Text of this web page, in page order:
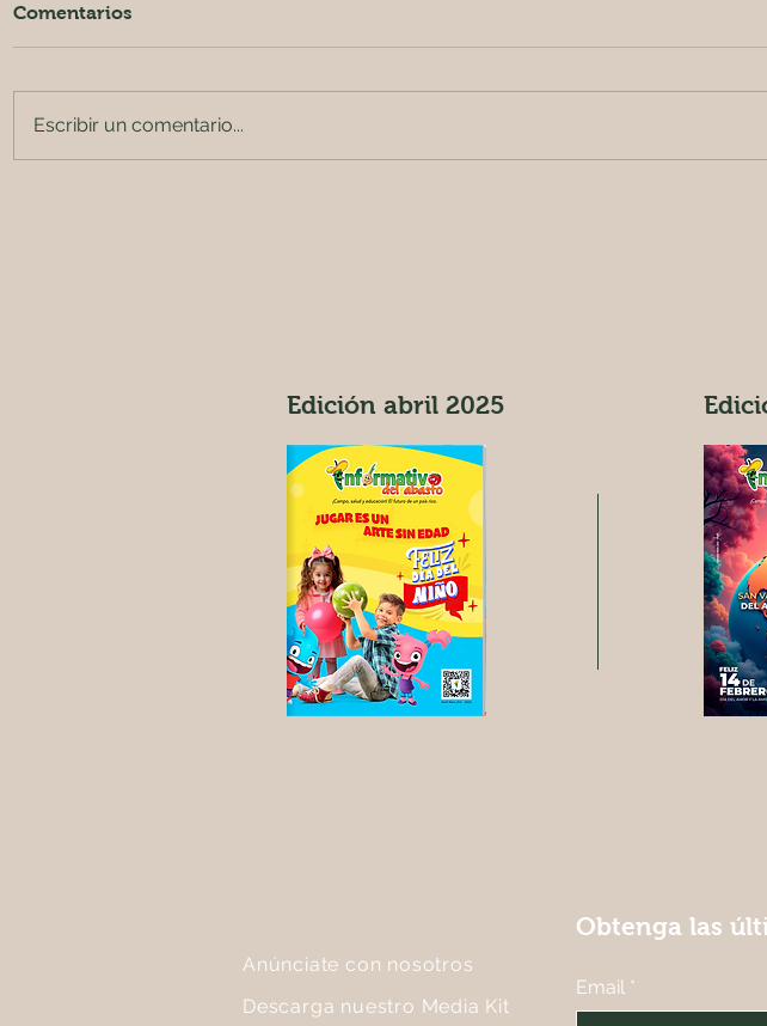
Comentarios
Escribir un comentario...
Edición abril 2025
Obtenga las
Anúnciate con nosotros
Descarga nuestro Media Kit
Email *